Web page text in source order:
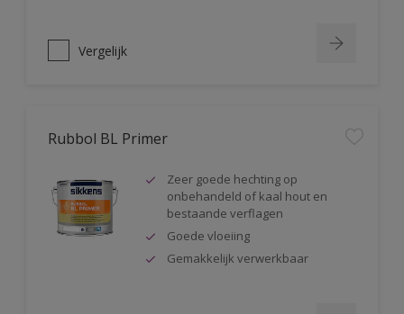
Vergelijk
Rubbol BL Primer
Zeer goede hechting op
onbehandeld of kaal hout en
bestaande verflagen
Goede vloeiing
Gemakkelijk verwerkbaar